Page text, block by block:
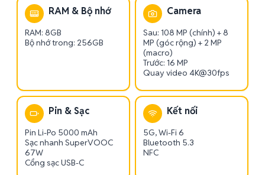
RAM & Bộ nhớ
RAM: 8GB
Bộ nhớ trong: 256GB
Camera
Sau: 108 MP (chính) + 8
MP (góc rộng) + 2 MP
(macro)
Trước: 16 MP
Quay video 4K@30fps
Pin & Sạc
Pin Li-Po 5000 mAh
Sạc nhanh SuperVOOC
67W
Cổng sạc USB-C
Kết nối
5G, Wi-Fi 6
Bluetooth 5.3
NFC